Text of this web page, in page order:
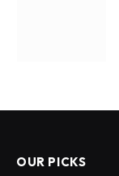
OUR PICKS